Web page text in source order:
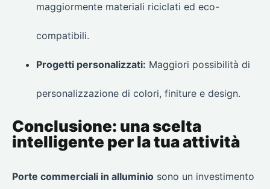
maggiormente materiali riciclati ed eco-
compatibili.
Progetti personalizzati: Maggiori possibilità di
personalizzazione di colori, finiture e design.
Conclusione: una scelta
intelligente per la tua attività
Porte commerciali in alluminio sono un investimento